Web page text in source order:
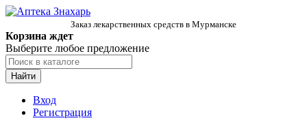
Заказ лекарственных средств в Мурманске
Корзина ждет
Выберите любое предложение
Найти
Вход
Регистрация